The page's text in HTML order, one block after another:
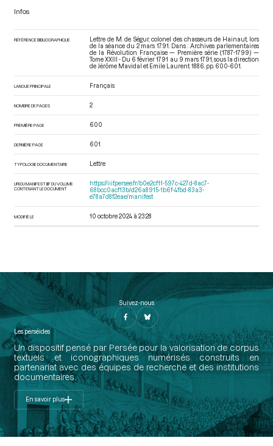
Infos
RÉFÉRENCE BIBLIOGRAPHIQUE
Lettre de M. de Ségur, colonel des chasseurs de Hainaut, lors
de la séance du 2 mars 1791. Dans : Archives parlementaires
de la Révolution Française — Première série (1787-1799) —
Tome XXIII - Du 6 février 1791 au 9 mars 1791 , sous la direction
de Jérôme Mavidal et Emile Laurent. 1886. pp. 600-601.
LANGUE PRINCIPALE Français
NOMBRE DE PAGES 2
PREMIÈRE PAGE 600
DERNIÈRE PAGE 601
TYPOLOGIE DOCUMENTAIRE Lettre
URI DU MANIFEST IIIF DU VOLUME
CONTENANT LE DOCUMENT
https://iiif.persee.fr/b0e2cf11-597c-427d-8ac7-
68bcc0acf13b/d26a8915-1b6f-4fbd-83a3-
e78a7d8f2eae/manifest
MODIFIÉ LE 10 octobre 2024 à 23:28
Suivez-nous
Les perséides
Un dispositif pensé par Persée pour la valorisation de corpus
textuels et iconographiques numérisés construits en
partenariat avec des équipes de recherche et des institutions
documentaires.
En savoir plus